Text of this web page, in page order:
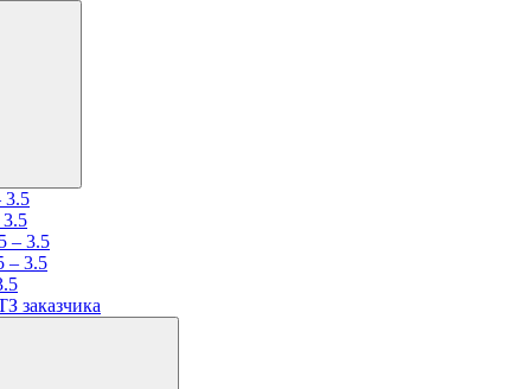
3.5
3.5
– 3.5
– 3.5
заказчика